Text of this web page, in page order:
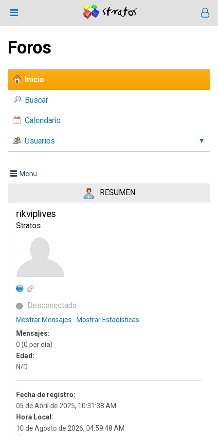
Foros
Inicio
Buscar
Calendario
Usuarios
Menu
RESUMEN
rikviplives
Stratos
Desconectado
Mostrar Mensajes
Mostrar Estadísticas
Mensajes:
0 (0 por día)
Edad:
N/D
Fecha de registro:
05 de Abril de 2025, 10:31:38 AM
Hora Local:
10 de Agosto de 2026, 04:59:48 AM